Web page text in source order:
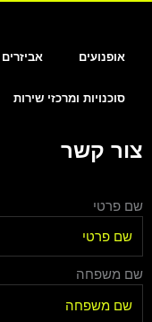
אופנועים אביזרים
סוכנויות ומרכזי שירות
צור קשר
שם פרטי
שם משפחה